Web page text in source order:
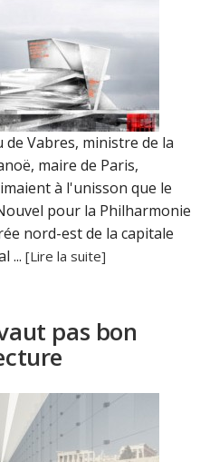
de Vabres, ministre de la
maire de Paris,
à l'unisson que le
pour la Philharmonie
nord-est de la capitale
...[Lire la suite]
pas bon